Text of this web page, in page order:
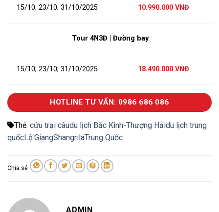
15/10; 23/10; 31/10/2025 10.990.000 VNĐ
Tour 4N3Đ | Đường bay
15/10; 23/10; 31/10/2025 18.490.000 VNĐ
HOTLINE TƯ VẤN: 0986 686 086
Thẻ: cửu trại câudu lịch Bắc Kinh-Thượng Hảidu lịch trung
quốcLệ GiangShangrilaTrung Quốc
Chia sẻ
ADMIN